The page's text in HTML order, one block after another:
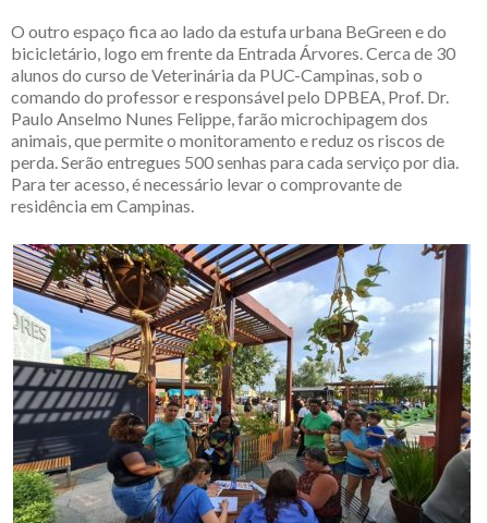
O outro espaço fica ao lado da estufa urbana BeGreen e do
bicicletário, logo em frente da Entrada Árvores. Cerca de 30
alunos do curso de Veterinária da PUC-Campinas, sob o
comando do professor e responsável pelo DPBEA, Prof. Dr.
Paulo Anselmo Nunes Felippe, farão microchipagem dos
animais, que permite o monitoramento e reduz os riscos de
perda. Serão entregues 500 senhas para cada serviço por dia.
Para ter acesso, é necessário levar o comprovante de
residência em Campinas.